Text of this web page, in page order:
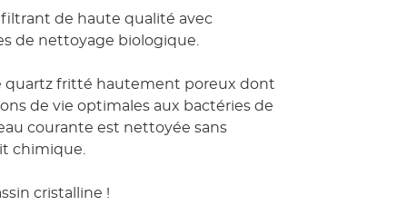
filtrant de haute qualité avec
de nettoyage biologique.
quartz fritté hautement poreux dont
de vie optimales aux bactéries de
courante est nettoyée sans
chimique.
cristalline !